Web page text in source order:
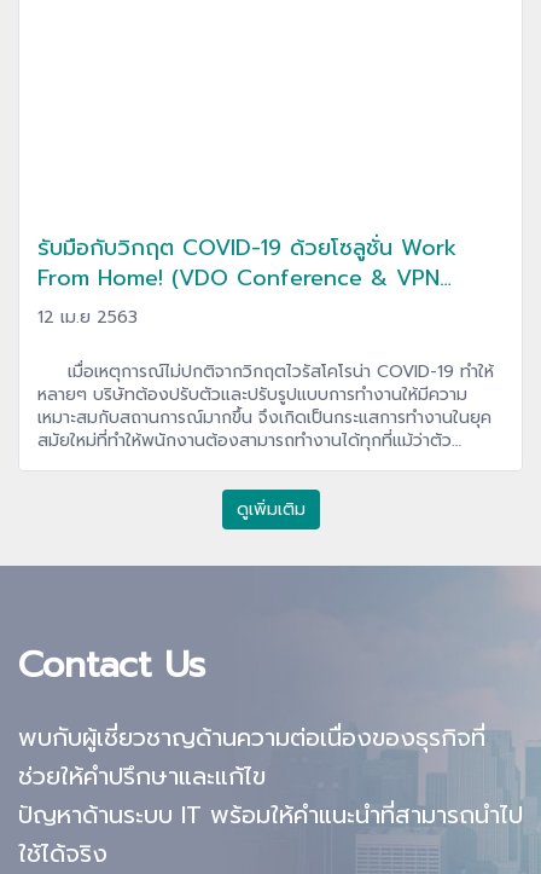
รับมือกับวิกฤต COVID-19 ด้วยโซลูชั่น Work
From Home! (VDO Conference & VPN
Client to Site)
12 เม.ย 2563
เมื่อเหตุการณ์ไม่ปกติจากวิกฤตไวรัสโคโรน่า COVID-19 ทำให้
หลายๆ บริษัทต้องปรับตัวและปรับรูปแบบการทำงานให้มีความ
เหมาะสมกับสถานการณ์มากขึ้น จึงเกิดเป็นกระแสการทำงานในยุค
สมัยใหม่ที่ทำให้พนักงานต้องสามารถทำงานได้ทุกที่แม้ว่าตัว
ทำให้เทคโนโลยีที่ช่วยในเรื่องของการทำงานที่ไหนก็ได้จึงเข้ามามี
บทบาทและเป็นกระแสสำคัญที่กำลังมาแรงในปัจจุบัน โดยวันนี้
DTCi จะพาทุกท่านมาพบและทำความรู้จักกับเทคโนโลยีเหล่านี้ว่ามี
ดูเพิ่มเติม
Contact Us
พบกับผู้เชี่ยวชาญด้านความต่อเนื่องของธุรกิจที่
ช่วยให้คำปรึกษาและแก้ไข
ปัญหาด้านระบบ IT พร้อมให้คำแนะนำที่สามารถนำไป
ใช้ได้จริง